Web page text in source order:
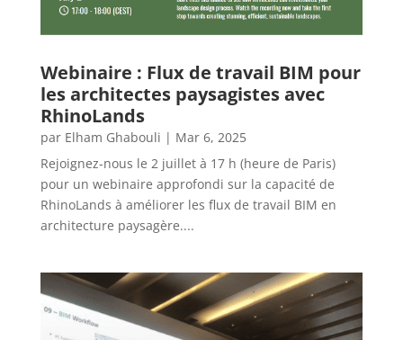
Webinaire : Flux de travail BIM pour
les architectes paysagistes avec
RhinoLands
par Elham Ghabouli | Mar 6, 2025
Rejoignez-nous le 2 juillet à 17 h (heure de Paris)
pour un webinaire approfondi sur la capacité de
RhinoLands à améliorer les flux de travail BIM en
architecture paysagère....